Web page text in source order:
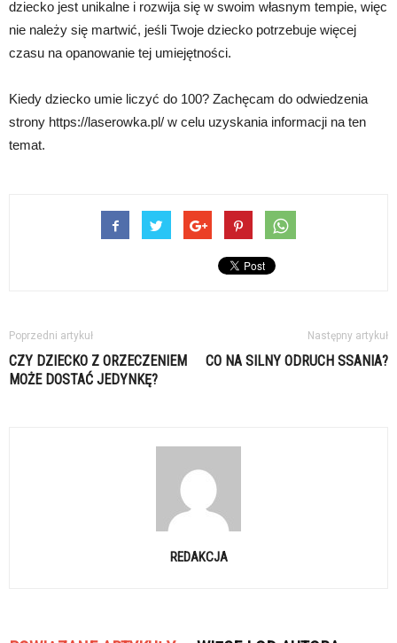
dziecko jest unikalne i rozwija się w swoim własnym tempie, więc
nie należy się martwić, jeśli Twoje dziecko potrzebuje więcej
czasu na opanowanie tej umiejętności.
Kiedy dziecko umie liczyć do 100? Zachęcam do odwiedzenia
strony https://laserowka.pl/ w celu uzyskania informacji na ten
temat.
Poprzedni artykuł
CZY DZIECKO Z ORZECZENIEM
MOŻE DOSTAĆ JEDYNKĘ?
Następny artykuł
CO NA SILNY ODRUCH SSANIA?
REDAKCJA